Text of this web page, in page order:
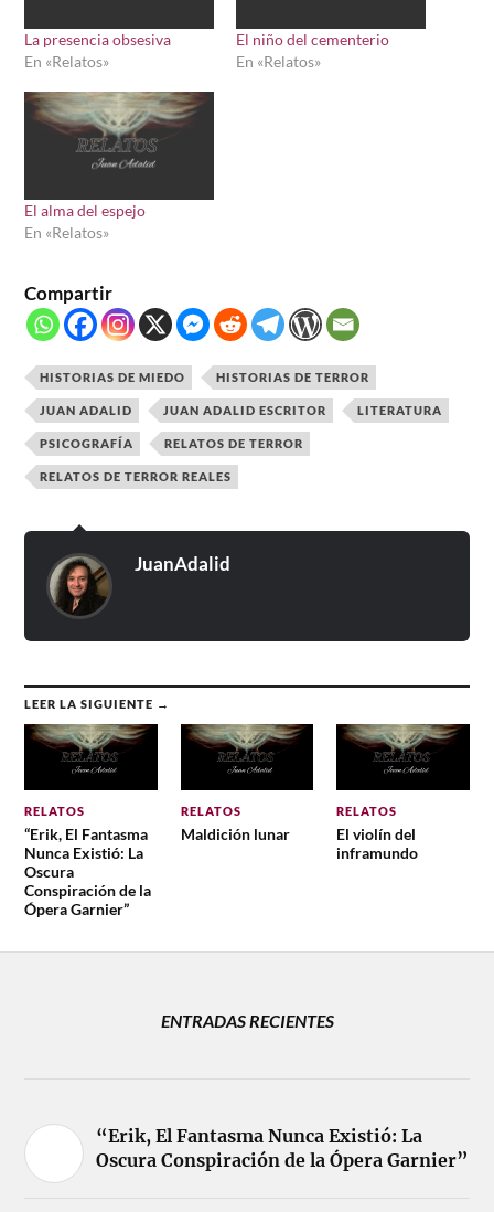
La presencia obsesiva
En «Relatos»
El niño del cementerio
En «Relatos»
El alma del espejo
En «Relatos»
Compartir
HISTORIAS DE MIEDO HISTORIAS DE TERROR
JUAN ADALID JUAN ADALID ESCRITOR LITERATURA
PSICOGRAFÍA RELATOS DE TERROR
RELATOS DE TERROR REALES
JuanAdalid
LEER LA SIGUIENTE →
RELATOS
“Erik, El Fantasma
Nunca Existió: La
Oscura
Conspiración de la
Ópera Garnier”
RELATOS
Maldición lunar
RELATOS
El violín del
inframundo
ENTRADAS RECIENTES
“Erik, El Fantasma Nunca Existió: La
Oscura Conspiración de la Ópera Garnier”